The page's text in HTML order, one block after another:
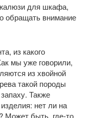
для шкафа,
обращать внимание
из какого
мы уже говорили,
из хвойной
такой породы
Также
нет ли на
Может быть, где-то